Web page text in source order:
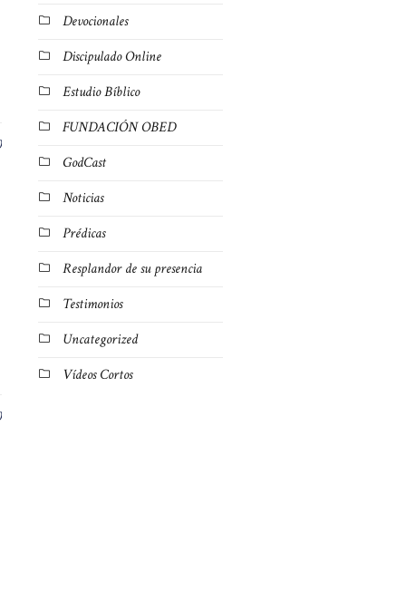
Devocionales
Discipulado Online
Estudio Bíblico
FUNDACIÓN OBED
GodCast
Noticias
Prédicas
Resplandor de su presencia
Testimonios
Uncategorized
Vídeos Cortos